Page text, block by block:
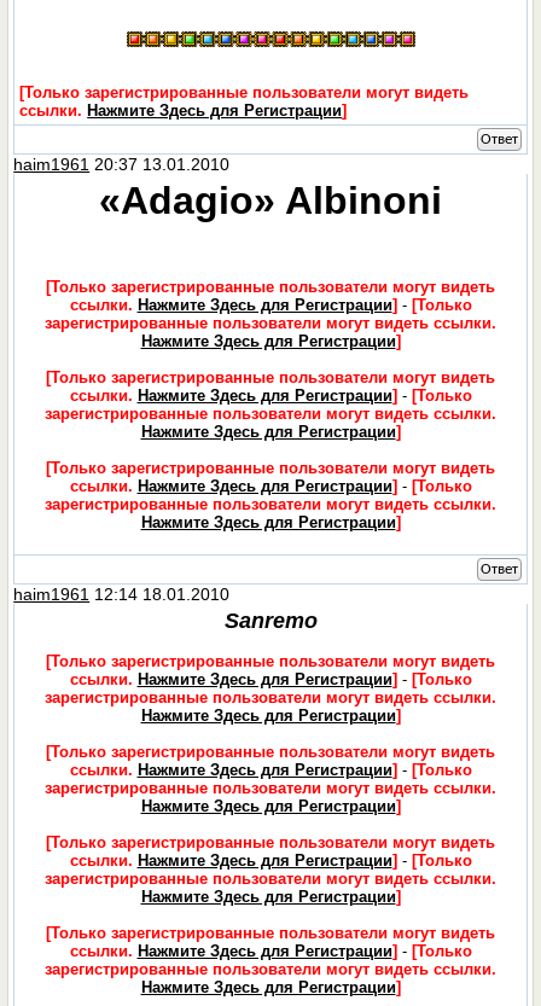
[Только зарегистрированные пользователи могут видеть
ссылки. Нажмите Здесь для Регистрации]
Ответ
haim1961 20:37 13.01.2010
«Adagio» Albinoni
[Только зарегистрированные пользователи могут видеть
ссылки. Нажмите Здесь для Регистрации] - [Только
зарегистрированные пользователи могут видеть ссылки.
Нажмите Здесь для Регистрации]
[Только зарегистрированные пользователи могут видеть
ссылки. Нажмите Здесь для Регистрации] - [Только
зарегистрированные пользователи могут видеть ссылки.
Нажмите Здесь для Регистрации]
[Только зарегистрированные пользователи могут видеть
ссылки. Нажмите Здесь для Регистрации] - [Только
зарегистрированные пользователи могут видеть ссылки.
Нажмите Здесь для Регистрации]
Ответ
haim1961 12:14 18.01.2010
Sanremo
[Только зарегистрированные пользователи могут видеть
ссылки. Нажмите Здесь для Регистрации] - [Только
зарегистрированные пользователи могут видеть ссылки.
Нажмите Здесь для Регистрации]
[Только зарегистрированные пользователи могут видеть
ссылки. Нажмите Здесь для Регистрации] - [Только
зарегистрированные пользователи могут видеть ссылки.
Нажмите Здесь для Регистрации]
[Только зарегистрированные пользователи могут видеть
ссылки. Нажмите Здесь для Регистрации] - [Только
зарегистрированные пользователи могут видеть ссылки.
Нажмите Здесь для Регистрации]
[Только зарегистрированные пользователи могут видеть
ссылки. Нажмите Здесь для Регистрации] - [Только
зарегистрированные пользователи могут видеть ссылки.
Нажмите Здесь для Регистрации]